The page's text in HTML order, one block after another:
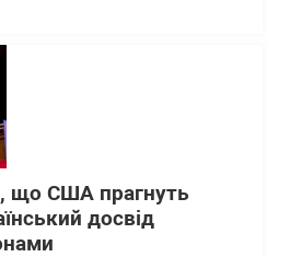
що США прагнуть
досвід